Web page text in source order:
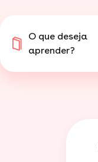
O que deseja
aprender?